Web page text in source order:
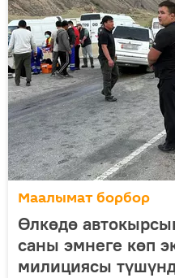
Маалымат борбор
Өлкөдө
саны эмнеге көп
милициясы